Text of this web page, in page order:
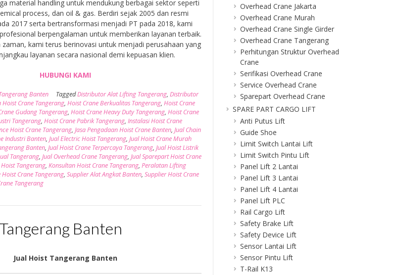
material handling untuk mendukung berbagai sektor seperti
process, dan oil & gas. Berdiri sejak 2005 dan resmi
2017 serta bertransformasi menjadi PT pada 2018, kami
berpengalaman untuk memberikan layanan terbaik.
zaman, kami terus berinovasi untuk menjadi perusahaan yang
layanan secara nasional demi kepuasan klien.
HUBUNGI KAMI
Banten TaggedDistributor Alat Lifting Tangerang,Distributor
Hoist Crane Tangerang,Hoist Crane Berkualitas Tangerang,Hoist Crane
Gudang Tangerang,Hoist Crane Heavy Duty Tangerang,Hoist Crane
Tangerang,Hoist Crane Pabrik Tangerang,Instalasi Hoist Crane
Hoist Crane Tangerang,Jasa Pengadaan Hoist Crane Banten,Jual Chain
Industri Banten,Jual Electric Hoist Tangerang,Jual Hoist Crane Murah
Banten,Jual Hoist Crane Terpercaya Tangerang,Jual Hoist Listrik
Tangerang,Jual Overhead Crane Tangerang,Jual Sparepart Hoist Crane
Hoist Tangerang,Konsultan Hoist Crane Tangerang,Peralatan Lifting
Hoist Crane Tangerang,Supplier Alat Angkat Banten,Supplier Hoist Crane
Tangerang
Banten
Jual Hoist Tangerang Banten
Overhead Crane Jakarta
Overhead Crane Murah
Overhead Crane Single Girder
Overhead Crane Tangerang
Perhitungan Struktur Overhead
Crane
Serifikasi Overhead Crane
Service Overhead Crane
Sparepart Overhead Crane
SPARE PART CARGO LIFT
Anti Putus Lift
Guide Shoe
Limit Switch Lantai Lift
Limit Switch Pintu Lift
Panel Lift 2 Lantai
Panel Lift 3 Lantai
Panel Lift 4 Lantai
Panel Lift PLC
Rail Cargo Lift
Safety Brake Lift
Safety Device Lift
Sensor Lantai Lift
Sensor Pintu Lift
T-Rail K13